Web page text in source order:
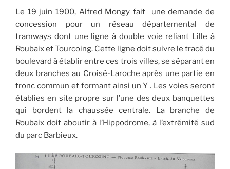
Le 19 juin 1900, Alfred Mongy fait une demande de
concession pour un réseau départemental de
tramways dont une ligne à double voie reliant Lille à
Roubaix et Tourcoing. Cette ligne doit suivre le tracé du
boulevard à établir entre ces trois villes, se séparant en
deux branches au Croisé-Laroche après une partie en
tronc commun et formant ainsi un Y . Les voies seront
établies en site propre sur l’une des deux banquettes
qui bordent la chaussée centrale. La branche de
Roubaix doit aboutir à l’Hippodrome, à l’extrémité sud
du parc Barbieux.